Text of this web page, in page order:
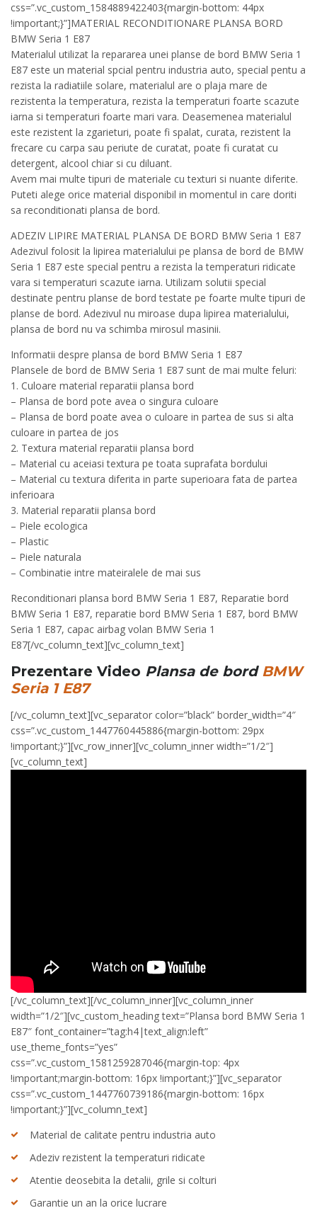
css=”.vc_custom_1584889422403{margin-bottom: 44px
!important;}”]MATERIAL RECONDITIONARE PLANSA BORD
BMW Seria 1 E87
Materialul utilizat la repararea unei planse de bord BMW Seria 1
E87 este un material spcial pentru industria auto, special pentu a
rezista la radiatiile solare, materialul are o plaja mare de
rezistenta la temperatura, rezista la temperaturi foarte scazute
iarna si temperaturi foarte mari vara. Deasemenea materialul
este rezistent la zgarieturi, poate fi spalat, curata, rezistent la
frecare cu carpa sau periute de curatat, poate fi curatat cu
detergent, alcool chiar si cu diluant.
Avem mai multe tipuri de materiale cu texturi si nuante diferite.
Puteti alege orice material disponibil in momentul in care doriti
sa reconditionati plansa de bord.
ADEZIV LIPIRE MATERIAL PLANSA DE BORD BMW Seria 1 E87
Adezivul folosit la lipirea materialului pe plansa de bord de BMW
Seria 1 E87 este special pentru a rezista la temperaturi ridicate
vara si temperaturi scazute iarna. Utilizam solutii special
destinate pentru planse de bord testate pe foarte multe tipuri de
planse de bord. Adezivul nu miroase dupa lipirea materialului,
plansa de bord nu va schimba mirosul masinii.
Informatii despre plansa de bord BMW Seria 1 E87
Plansele de bord de BMW Seria 1 E87 sunt de mai multe feluri:
1. Culoare material reparatii plansa bord
– Plansa de bord pote avea o singura culoare
– Plansa de bord poate avea o culoare in partea de sus si alta
culoare in partea de jos
2. Textura material reparatii plansa bord
– Material cu aceiasi textura pe toata suprafata bordului
– Material cu textura diferita in parte superioara fata de partea
inferioara
3. Material reparatii plansa bord
– Piele ecologica
– Plastic
– Piele naturala
– Combinatie intre mateiralele de mai sus
Reconditionari plansa bord BMW Seria 1 E87, Reparatie bord
BMW Seria 1 E87, reparatie bord BMW Seria 1 E87, bord BMW
Seria 1 E87, capac airbag volan BMW Seria 1
E87[/vc_column_text][vc_column_text]
Prezentare Video Plansa de bord BMW
Seria 1 E87
[/vc_column_text][vc_separator color=”black” border_width=”4″
css=”.vc_custom_1447760445886{margin-bottom: 29px
!important;}”][vc_row_inner][vc_column_inner width=”1/2″]
[vc_column_text]
[/vc_column_text][/vc_column_inner][vc_column_inner
width=”1/2″][vc_custom_heading text=”Plansa bord BMW Seria 1
E87″ font_container=”tag:h4|text_align:left”
use_theme_fonts=”yes”
css=”.vc_custom_1581259287046{margin-top: 4px
!important;margin-bottom: 16px !important;}”][vc_separator
css=”.vc_custom_1447760739186{margin-bottom: 16px
!important;}”][vc_column_text]
Material de calitate pentru industria auto
Adeziv rezistent la temperaturi ridicate
Atentie deosebita la detalii, grile si colturi
Garantie un an la orice lucrare